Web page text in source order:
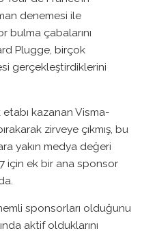
denemesi ile
bulma çabalarını
Plugge, birçok
gerçekleştirdiklerini
kazanan Visma-
zirveye çıkmış, bu
yakın medya değeri
için ek bir ana sponsor
sponsorları olduğunu
aktif olduklarını